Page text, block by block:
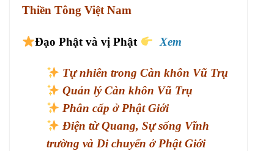
Thiền Tông Việt Nam
Đạo Phật và vị Phật Xem
Tự nhiên trong Càn khôn Vũ Trụ
Quản lý Càn khôn Vũ Trụ
Phân cấp ở Phật Giới
Điện từ Quang, Sự sống Vĩnh
trường và Di chuyển ở Phật Giới